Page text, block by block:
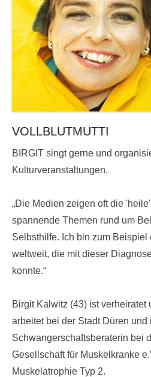
VOLLBLUTMUTTI
BIRGIT singt gerne und
Kulturveranstaltungen.
„Die Medien zeigen oft die
spannende Themen rund um
Selbsthilfe. Ich bin zum Beispiel
weltweit, die mit dieser
konnte.“
Birgit Kalwitz (43) ist verheiratet
arbeitet bei der Stadt Düren und
Schwangerschaftsberaterin bei
Gesellschaft für Muskelkranke
Muskelatrophie Typ 2.